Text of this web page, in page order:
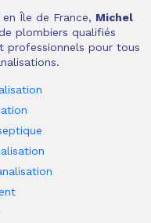
Île de France, Michel
plombiers qualifiés
professionnels pour tous